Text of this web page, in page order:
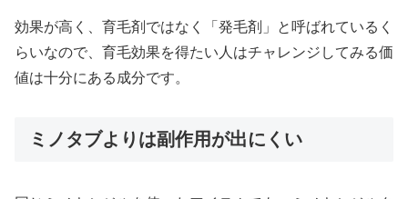
効果が高く、育毛剤ではなく「発毛剤」と呼ばれているく
らいなので、育毛効果を得たい人はチャレンジしてみる価
値は十分にある成分です。
ミノタブよりは副作用が出にくい